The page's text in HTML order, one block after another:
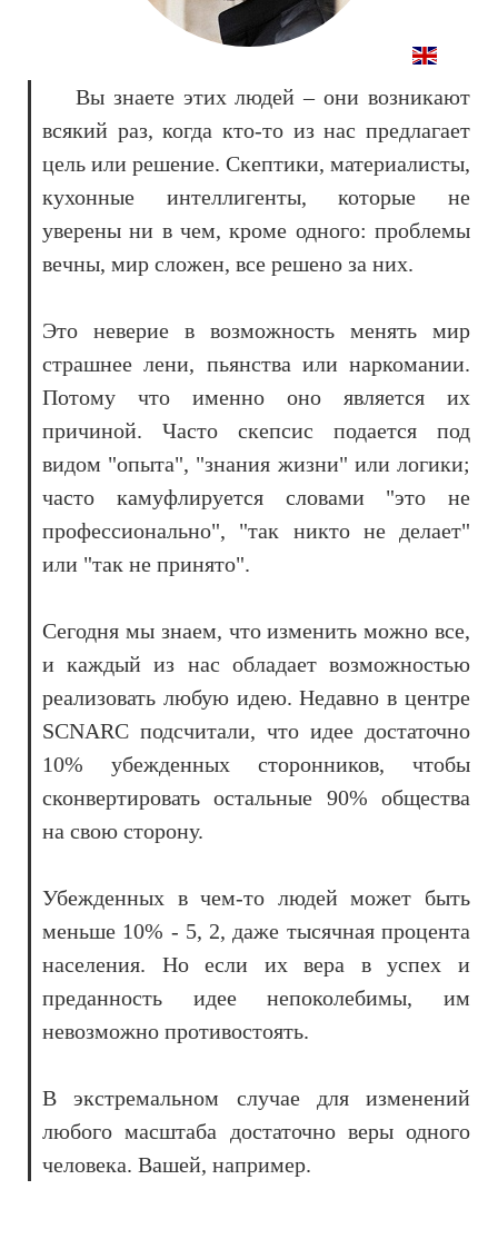
Вы знаете этих людей – они возникают
всякий раз, когда кто-то из нас предлагает
цель или решение. Скептики, материалисты,
кухонные интеллигенты, которые не
уверены ни в чем, кроме одного: проблемы
вечны, мир сложен, все решено за них.
Это неверие в возможность менять мир
страшнее лени, пьянства или наркомании.
Потому что именно оно является их
причиной. Часто скепсис подается под
видом "опыта", "знания жизни" или логики;
часто камуфлируется словами "это не
профессионально", "так никто не делает"
или "так не принято".
Сегодня мы знаем, что изменить можно все,
и каждый из нас обладает возможностью
реализовать любую идею. Недавно в центре
SCNARC подсчитали, что идее достаточно
10% убежденных сторонников, чтобы
сконвертировать остальные 90% общества
на свою сторону.
Убежденных в чем-то людей может быть
меньше 10% - 5, 2, даже тысячная процента
населения. Но если их вера в успех и
преданность идее непоколебимы, им
невозможно противостоять.
В экстремальном случае для изменений
любого масштаба достаточно веры одного
человека. Вашей, например.